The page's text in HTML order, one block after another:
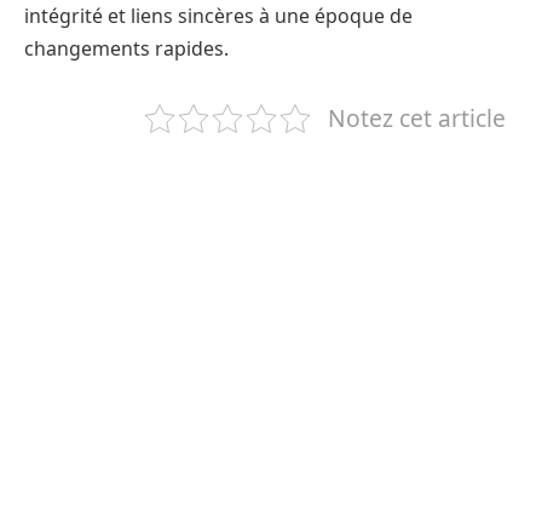
intégrité et liens sincères à une époque de
changements rapides.
Notez cet article